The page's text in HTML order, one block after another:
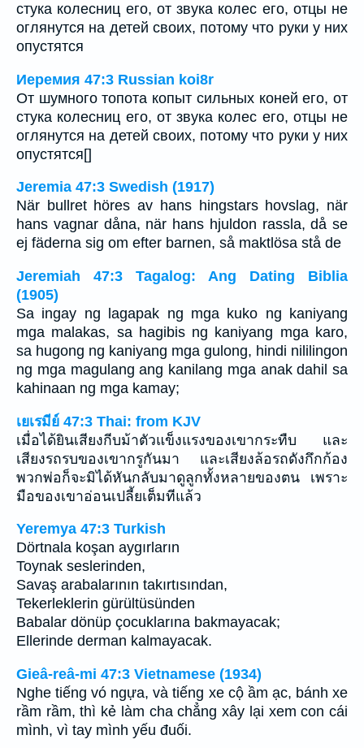
стука колесниц его, от звука колес его, отцы не
оглянутся на детей своих, потому что руки у них
опустятся
Иеремия 47:3 Russian koi8r
От шумного топота копыт сильных коней его, от
стука колесниц его, от звука колес его, отцы не
оглянутся на детей своих, потому что руки у них
опустятся[]
Jeremia 47:3 Swedish (1917)
När bullret höres av hans hingstars hovslag, när
hans vagnar dåna, när hans hjuldon rassla, då se
ej fäderna sig om efter barnen, så maktlösa stå de
Jeremiah 47:3 Tagalog: Ang Dating Biblia
(1905)
Sa ingay ng lagapak ng mga kuko ng kaniyang
mga malakas, sa hagibis ng kaniyang mga karo,
sa hugong ng kaniyang mga gulong, hindi nililingon
ng mga magulang ang kanilang mga anak dahil sa
kahinaan ng mga kamay;
เยเรมีย์ 47:3 Thai: from KJV
เมื่อได้ยินเสียงกีบม้าตัวแข็งแรงของเขากระทืบ และ
เสียงรถรบของเขากรูกันมา และเสียงล้อรถดังกึกก้อง
พวกพ่อก็จะมิได้หันกลับมาดูลูกทั้งหลายของตน เพราะ
มือของเขาอ่อนเปลี้ยเต็มทีแล้ว
Yeremya 47:3 Turkish
Dörtnala koşan aygırların
Toynak seslerinden,
Savaş arabalarının takırtısından,
Tekerleklerin gürültüsünden
Babalar dönüp çocuklarına bakmayacak;
Ellerinde derman kalmayacak.
Gieâ-reâ-mi 47:3 Vietnamese (1934)
Nghe tiếng vó ngựa, và tiếng xe cộ ầm ạc, bánh xe
rầm rầm, thì kẻ làm cha chẳng xây lại xem con cái
mình, vì tay mình yếu đuối.